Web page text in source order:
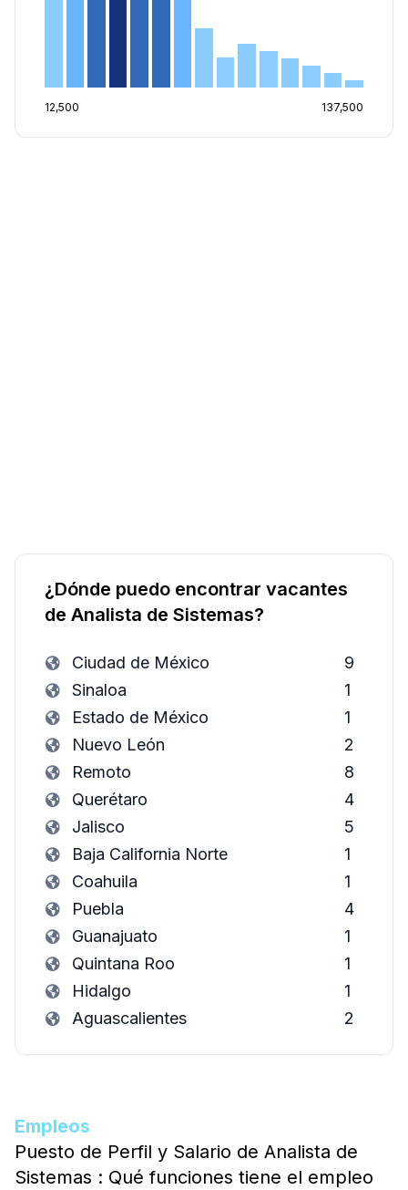
12,500 137,500
¿Dónde puedo encontrar vacantes
de Analista de Sistemas?
Ciudad de México
9
Sinaloa
1
Estado de México
1
Nuevo León
2
Remoto
8
Querétaro
4
Jalisco
5
Baja California Norte
1
Coahuila
1
Puebla
4
Guanajuato
1
Quintana Roo
1
Hidalgo
1
Aguascalientes
2
Empleos
Puesto de Perfil y Salario de Analista de
Sistemas : Qué funciones tiene el empleo